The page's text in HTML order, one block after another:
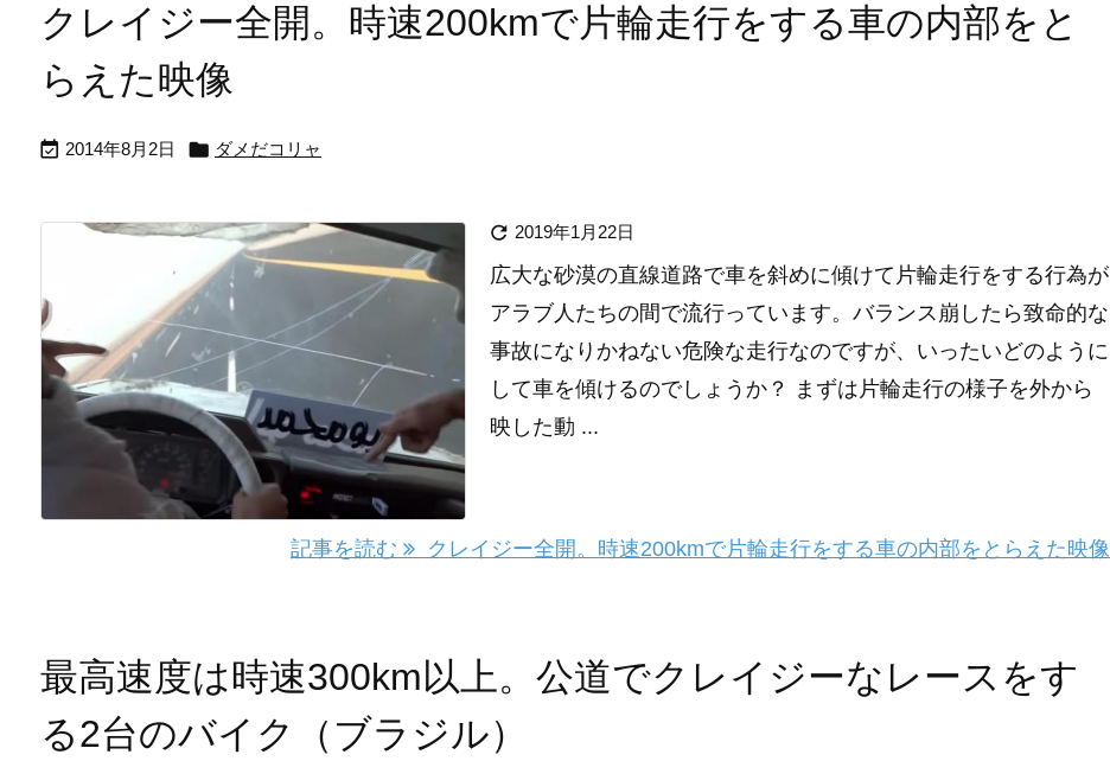
クレイジー全開。時速200kmで片輪走行をする車の内部をと
らえた映像
 2014年8月2日  ダメだコリャ
 2019年1月22日
広大な砂漠の直線道路で車を斜めに傾けて片輪走行をする行為が
アラブ人たちの間で流行っています。バランス崩したら致命的な
事故になりかねない危険な走行なのですが、いったいどのように
して車を傾けるのでしょうか？ まずは片輪走行の様子を外から
映した動 ...
記事を読む クレイジー全開。時速200kmで片輪走行をする車の内部をとらえた映像
最高速度は時速300km以上。公道でクレイジーなレースをす
る2台のバイク（ブラジル）